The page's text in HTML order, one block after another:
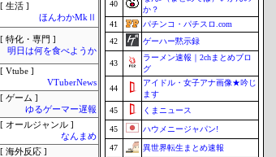
[ 生活 ]
ほんわかMkⅡ
[ 特化・専門 ]
明日は何を食べようか
[ Vtube ]
VTuberNews
[ ゲーム ]
ゆるゲーマー遅報
[ オールジャンル ]
なんまめ
[ 海外反応 ]
40
か？
41
パチンコ・パチスロ.com
42
ゲーハー黙示録
43
ラーメン速報｜2chまとめブロ
グ
44
アイドル・女子アナ画像★吟じ
ます
45
くまニュース
45 ハウメニージャパン!
47 異世界転生まとめ速報